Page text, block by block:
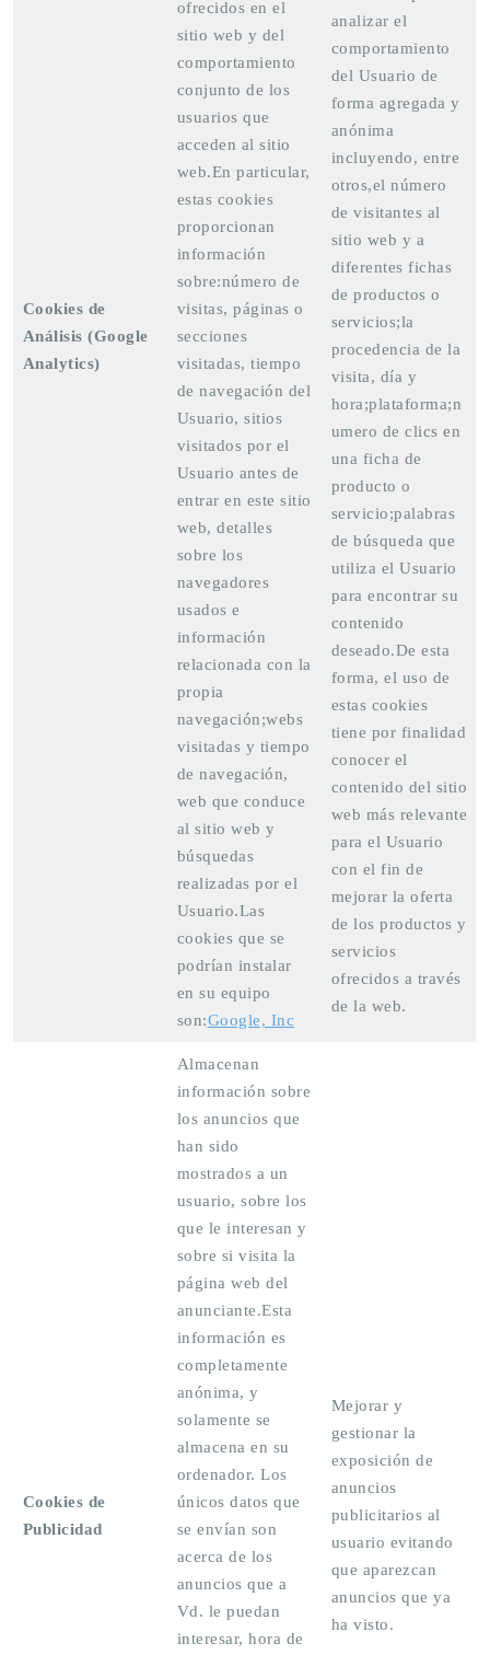
Cookies de
Análisis (Google
Analytics)
ofrecidos en el
sitio web y del
comportamiento
conjunto de los
usuarios que
acceden al sitio
web.En particular,
estas cookies
proporcionan
información
sobre:número de
visitas, páginas o
secciones
visitadas, tiempo
de navegación del
Usuario, sitios
visitados por el
Usuario antes de
entrar en este sitio
web, detalles
sobre los
navegadores
usados e
información
relacionada con la
propia
navegación;webs
visitadas y tiempo
de navegación,
web que conduce
al sitio web y
búsquedas
realizadas por el
Usuario.Las
cookies que se
podrían instalar
en su equipo
son:Google, Inc
analizar el
comportamiento
del Usuario de
forma agregada y
anónima
incluyendo, entre
otros,el número
de visitantes al
sitio web y a
diferentes fichas
de productos o
servicios;la
procedencia de la
visita, día y
hora;plataforma;n
umero de clics en
una ficha de
producto o
servicio;palabras
de búsqueda que
utiliza el Usuario
para encontrar su
contenido
deseado.De esta
forma, el uso de
estas cookies
tiene por finalidad
conocer el
contenido del sitio
web más relevante
para el Usuario
con el fin de
mejorar la oferta
de los productos y
servicios
ofrecidos a través
de la web.
Cookies de
Publicidad
Almacenan
información sobre
los anuncios que
han sido
mostrados a un
usuario, sobre los
que le interesan y
sobre si visita la
página web del
anunciante.Esta
información es
completamente
anónima, y
solamente se
almacena en su
ordenador. Los
únicos datos que
se envían son
acerca de los
anuncios que a
Vd. le puedan
interesar, hora de
Mejorar y
gestionar la
exposición de
anuncios
publicitarios al
usuario evitando
que aparezcan
anuncios que ya
ha visto.